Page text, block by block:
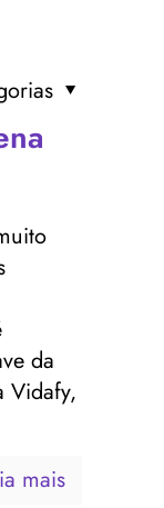
da
Vidafy,
mais